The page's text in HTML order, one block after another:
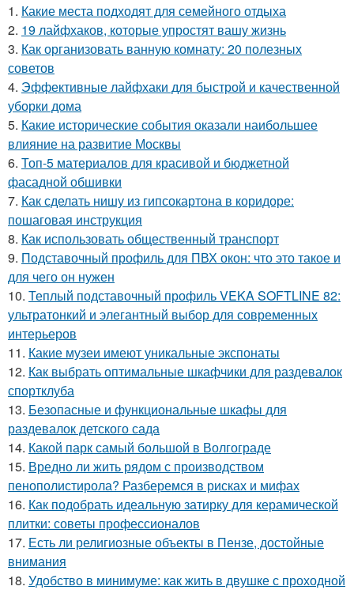
1. Какие места подходят для семейного отдыха
2. 19 лайфхаков, которые упростят вашу жизнь
3. Как организовать ванную комнату: 20 полезных
советов
4. Эффективные лайфхаки для быстрой и качественной
уборки дома
5. Какие исторические события оказали наибольшее
влияние на развитие Москвы
6. Топ-5 материалов для красивой и бюджетной
фасадной обшивки
7. Как сделать нишу из гипсокартона в коридоре:
пошаговая инструкция
8. Как использовать общественный транспорт
9. Подставочный профиль для ПВХ окон: что это такое и
для чего он нужен
10. Теплый подставочный профиль VEKA SOFTLINE 82:
ультратонкий и элегантный выбор для современных
интерьеров
11. Какие музеи имеют уникальные экспонаты
12. Как выбрать оптимальные шкафчики для раздевалок
спортклуба
13. Безопасные и функциональные шкафы для
раздевалок детского сада
14. Какой парк самый большой в Волгограде
15. Вредно ли жить рядом с производством
пенополистирола? Разберемся в рисках и мифах
16. Как подобрать идеальную затирку для керамической
плитки: советы профессионалов
17. Есть ли религиозные объекты в Пензе, достойные
внимания
18. Удобство в минимуме: как жить в двушке с проходной